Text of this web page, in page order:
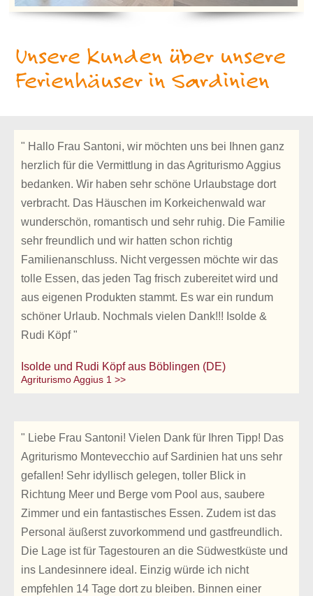
Unsere Kunden über unsere
Ferienhäuser in Sardinien
" Hallo Frau Santoni, wir möchten uns bei Ihnen ganz
herzlich für die Vermittlung in das Agriturismo Aggius
bedanken. Wir haben sehr schöne Urlaubstage dort
verbracht. Das Häuschen im Korkeichenwald war
wunderschön, romantisch und sehr ruhig. Die Familie
sehr freundlich und wir hatten schon richtig
Familienanschluss. Nicht vergessen möchte wir das
tolle Essen, das jeden Tag frisch zubereitet wird und
aus eigenen Produkten stammt. Es war ein rundum
schöner Urlaub. Nochmals vielen Dank!!! Isolde &
Rudi Köpf "
Isolde und Rudi Köpf aus Böblingen (DE)
Agriturismo Aggius 1 >>
" Liebe Frau Santoni! Vielen Dank für Ihren Tipp! Das
Agriturismo Montevecchio auf Sardinien hat uns sehr
gefallen! Sehr idyllisch gelegen, toller Blick in
Richtung Meer und Berge vom Pool aus, saubere
Zimmer und ein fantastisches Essen. Zudem ist das
Personal äußerst zuvorkommend und gastfreundlich.
Die Lage ist für Tagestouren an die Südwestküste und
ins Landesinnere ideal. Einzig würde ich nicht
empfehlen 14 Tage dort zu bleiben. Binnen einer